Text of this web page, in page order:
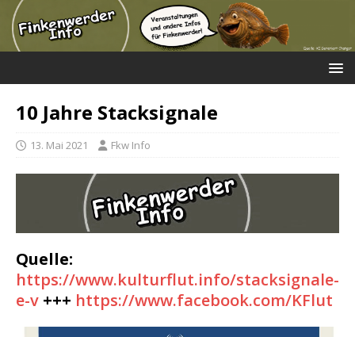
10 Jahre Stacksignale
13. Mai 2021 Fkw Info
Quelle:
https://www.kulturflut.info/stacksignale-
e-v +++ https://www.facebook.com/KFlut